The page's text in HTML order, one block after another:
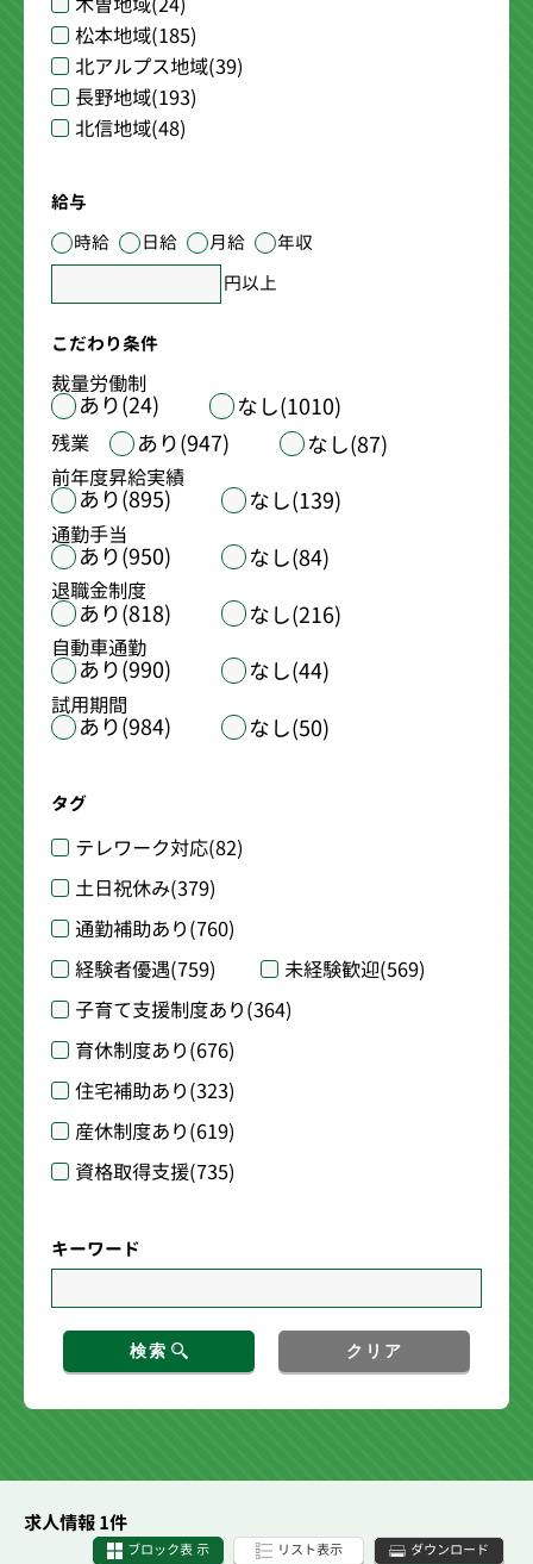
松本地域(185)
北アルプス地域(39)
長野地域(193)
北信地域(48)
給与
時給
日給 月給
年収
円以上
こだわり条件
裁量労働制
あり(24) なし(1010)
残業 あり(947) なし(87)
前年度昇給実績
あり(895) なし(139)
通勤手当
あり(950) なし(84)
退職金制度
あり(818) なし(216)
自動車通勤
あり(990) なし(44)
試用期間
あり(984) なし(50)
タグ
テレワーク対応(82)
土日祝休み(379)
通勤補助あり(760)
経験者優遇(759) 未経験歓迎(569)
子育て支援制度あり(364)
育休制度あり(676)
住宅補助あり(323)
産休制度あり(619)
資格取得支援(735)
キーワード
検索 クリア
求人情報 1件
ブロック表 示 リスト表示 ダウンロード